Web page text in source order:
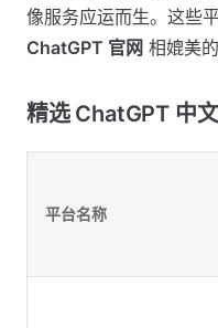
像服务应运而生。这些
ChatGPT 官网 相媲美
精选 ChatGPT 中文
平台名称